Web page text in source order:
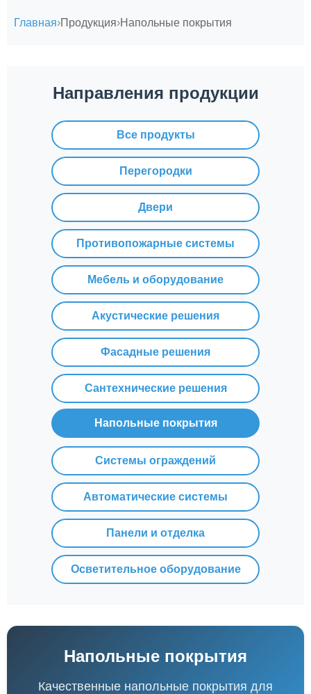
Главная Продукция Напольные покрытия
Направления продукции
Все продукты
Перегородки
Двери
Противопожарные системы
Мебель и оборудование
Акустические решения
Фасадные решения
Сантехнические решения
Напольные покрытия
Системы ограждений
Автоматические системы
Панели и отделка
Осветительное оборудование
Напольные покрытия
Качественные напольные покрытия для